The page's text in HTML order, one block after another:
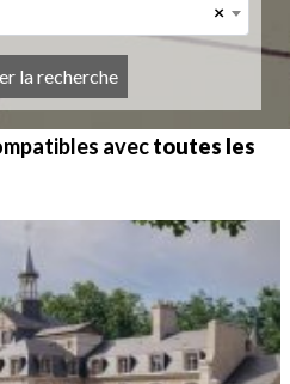
×
la recherche
avectoutes les